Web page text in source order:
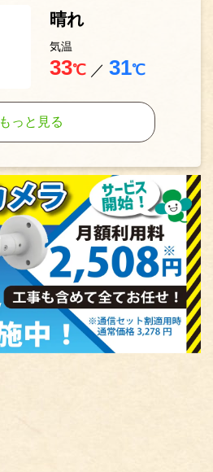
晴れ
気温
33℃ ／ 31℃
もっと見る